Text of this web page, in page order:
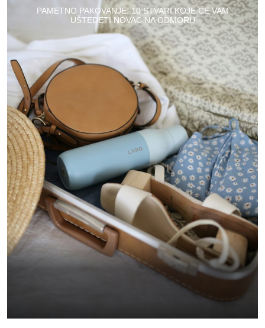
PAMETNO PAKOVANJE: 10 STVARI KOJE ĆE VAM
UŠTEDETI NOVAC NA ODMORU